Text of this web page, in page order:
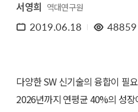
서영희 역대연구원
2019.06.18 48859
다양한 SW 신기술의 융합이 필
2026년까지 연평균 40%의 성